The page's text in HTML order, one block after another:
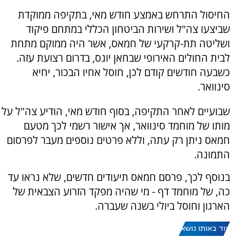
החיסול התרחש באמצע חודש מאי, בתקיפה ממוקדת
שביצעו צה"ל ושירות הביטחון הכללי במתחם פיקוד
ושליטה תת-קרקעי של חמאס, אשר היה ממוקם מתחת
לבית החולים האירופי שבחאן יונס, בדרום רצועת עזה.
כשבעה חודשים קודם לכן, חוסל אחיו הבכור, יחיא
סינוואר.
שבועיים לאחר התקיפה, בסוף חודש מאי, הודיע צה"ל על
מותו של מוחמד סינוואר, אך אישור רשמי לכך מטעם
חמאס ניתן רק עתה, וללא פרטים נוספים מעבר לפרסום
התמונה.
בנוסף לכך, פרסם חמאס תיעודים חדשים, שלא נראו עד
כה, של מוחמד דף - מי שהיה מפקד הזרוע הצבאית של
הארגון וחוסל ביולי בשנה שעברה.
עוד באותו נושא: